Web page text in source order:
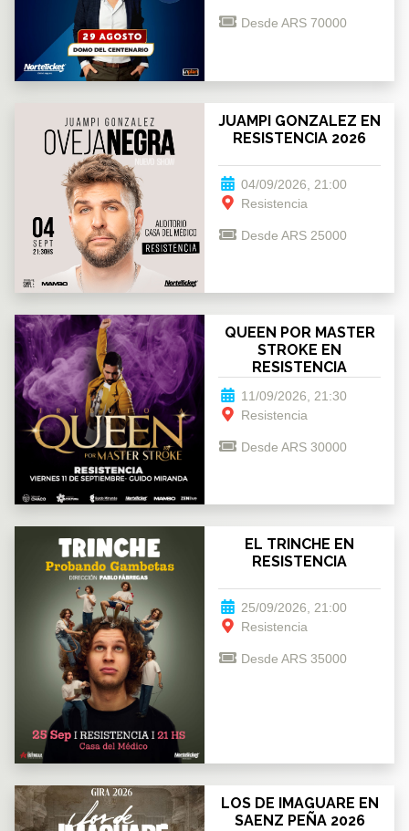
Desde ARS 70000
JUAMPI GONZALEZ EN
RESISTENCIA 2026
04/09/2026, 21:00
Resistencia
Desde ARS 25000
QUEEN POR MASTER
STROKE EN
RESISTENCIA
11/09/2026, 21:30
Resistencia
Desde ARS 30000
EL TRINCHE EN
RESISTENCIA
25/09/2026, 21:00
Resistencia
Desde ARS 35000
LOS DE IMAGUARE EN
SAENZ PEÑA 2026